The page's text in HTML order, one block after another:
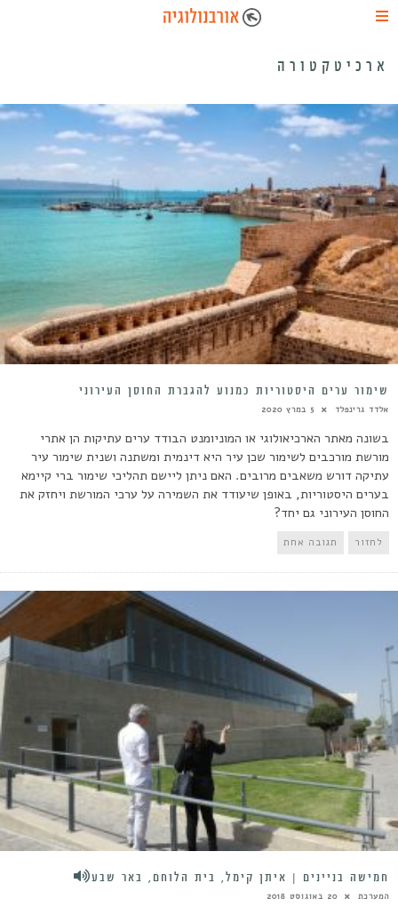
ארכיטקטורה
שימור ערים היסטוריות כמנוע להגברת החוסן העירוני
אלדד‎ גרינפלד 5 במרץ 2020
בשונה מאתר הארכיאולוגי או המוניומנט הבודד ערים עתיקות הן אתרי
מורשת מורכבים לשימור שכן עיר היא דינמית ומשתנה ושנית שימור עיר
עתיקה דורש משאבים מרובים. האם ניתן ליישם תהליכי שימור ברי קיימא
בערים היסטוריות, באופן שיעודד את השמירה על ערכי המורשת ויחזק את
החוסן העירוני גם יחד?
לחזור תגובה אחת
חמישה בניינים | איתן קימל, בית הלוחם, באר שבע
המערכת 20 באוגוסט 2018